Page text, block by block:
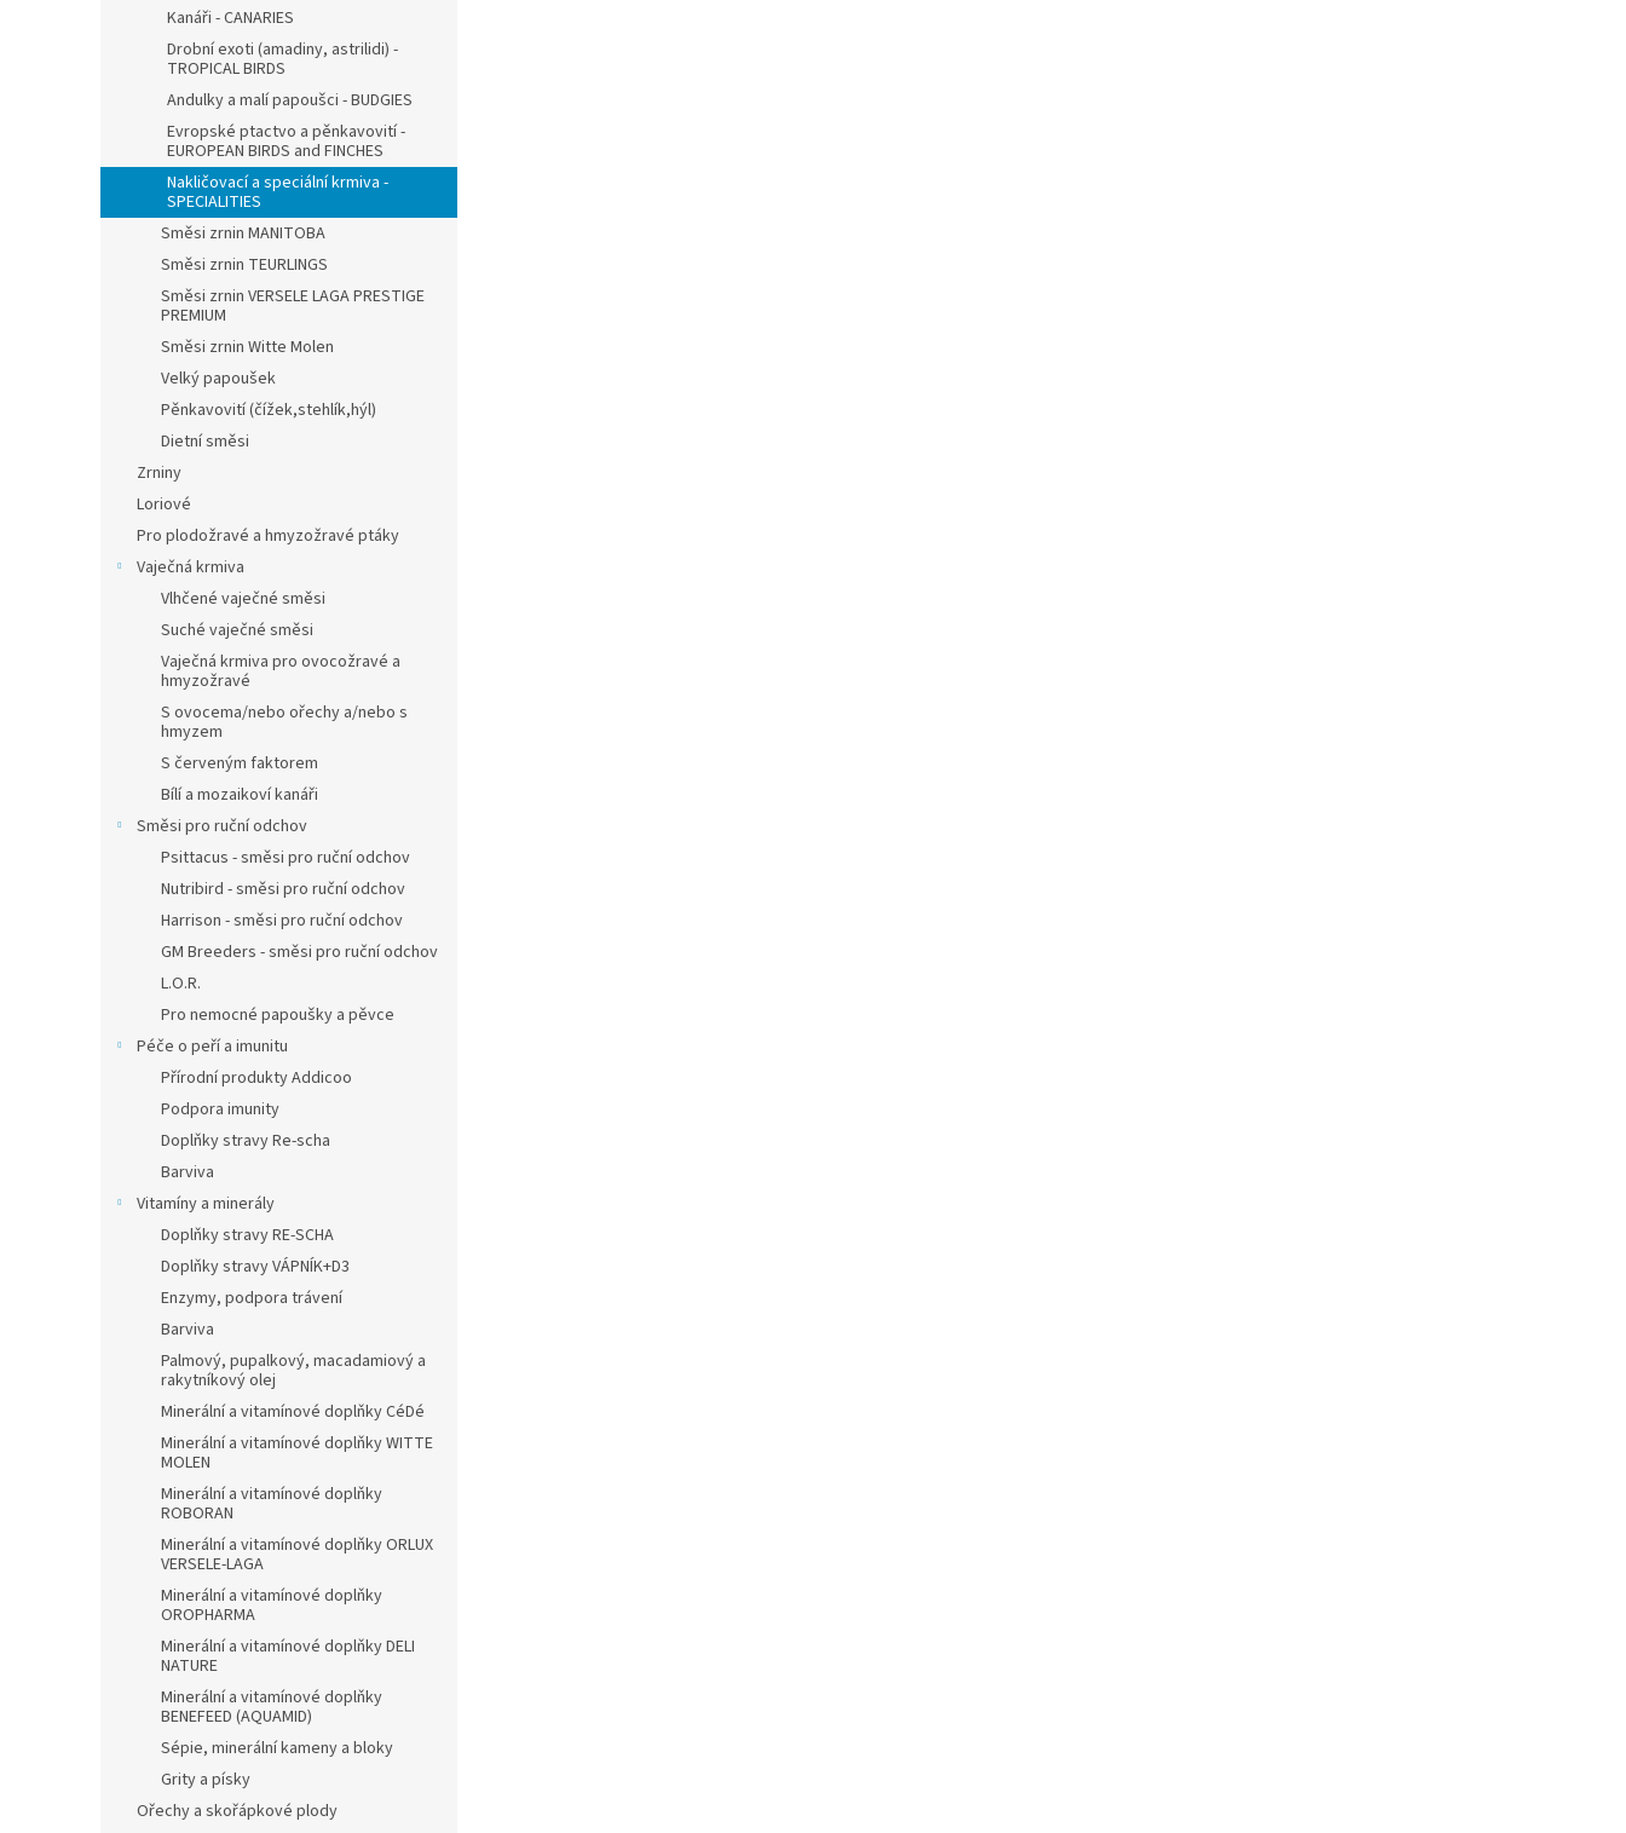
Kanáři - CANARIES
Drobní exoti (amadiny, astrilidi) -
TROPICAL BIRDS
Andulky a malí papoušci - BUDGIES
Evropské ptactvo a pěnkavovití -
EUROPEAN BIRDS and FINCHES
Nakličovací a speciální krmiva -
SPECIALITIES
Směsi zrnin MANITOBA
Směsi zrnin TEURLINGS
Směsi zrnin VERSELE LAGA PRESTIGE
PREMIUM
Směsi zrnin Witte Molen
Velký papoušek
Pěnkavovití (čížek,stehlík,hýl)
Dietní směsi
Zrniny
Loriové
Pro plodožravé a hmyzožravé ptáky
Vaječná krmiva
Vlhčené vaječné směsi
Suché vaječné směsi
Vaječná krmiva pro ovocožravé a
hmyzožravé
S ovocema/nebo ořechy a/nebo s
hmyzem
S červeným faktorem
Bílí a mozaikoví kanáři
Směsi pro ruční odchov
Psittacus - směsi pro ruční odchov
Nutribird - směsi pro ruční odchov
Harrison - směsi pro ruční odchov
GM Breeders - směsi pro ruční odchov
L.O.R.
Pro nemocné papoušky a pěvce
Péče o peří a imunitu
Přírodní produkty Addicoo
Podpora imunity
Doplňky stravy Re-scha
Barviva
Vitamíny a minerály
Doplňky stravy RE-SCHA
Doplňky stravy VÁPNÍK+D3
Enzymy, podpora trávení
Barviva
Palmový, pupalkový, macadamiový a
rakytníkový olej
Minerální a vitamínové doplňky CéDé
Minerální a vitamínové doplňky WITTE
MOLEN
Minerální a vitamínové doplňky
ROBORAN
Minerální a vitamínové doplňky ORLUX
VERSELE-LAGA
Minerální a vitamínové doplňky
OROPHARMA
Minerální a vitamínové doplňky DELI
NATURE
Minerální a vitamínové doplňky
BENEFEED (AQUAMID)
Sépie, minerální kameny a bloky
Grity a písky
Ořechy a skořápkové plody